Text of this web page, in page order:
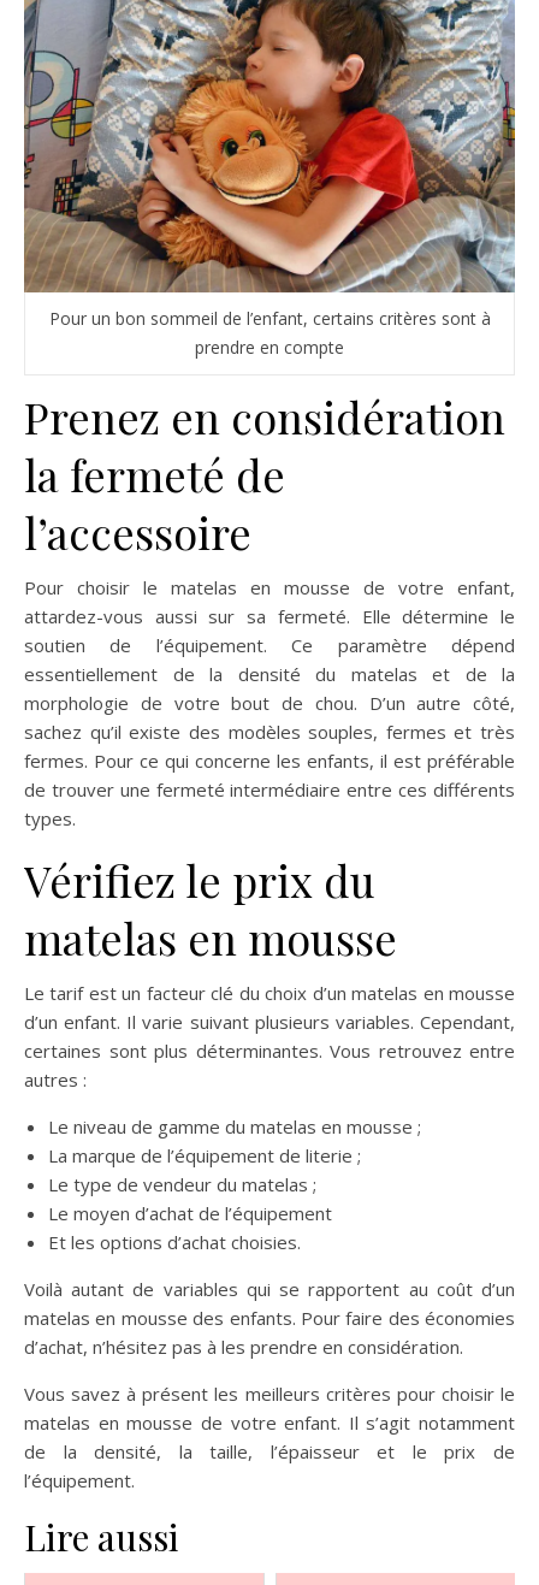
Pour un bon sommeil de l’enfant, certains critères sont à
prendre en compte
Prenez en considération
la fermeté de
l’accessoire
Pour choisir le matelas en mousse de votre enfant,
attardez-vous aussi sur sa fermeté. Elle détermine le
soutien de l’équipement. Ce paramètre dépend
essentiellement de la densité du matelas et de la
morphologie de votre bout de chou. D’un autre côté,
sachez qu’il existe des modèles souples, fermes et très
fermes. Pour ce qui concerne les enfants, il est préférable
de trouver une fermeté intermédiaire entre ces différents
types.
Vérifiez le prix du
matelas en mousse
Le tarif est un facteur clé du choix d’un matelas en mousse
d’un enfant. Il varie suivant plusieurs variables. Cependant,
certaines sont plus déterminantes. Vous retrouvez entre
autres :
Le niveau de gamme du matelas en mousse ;
La marque de l’équipement de literie ;
Le type de vendeur du matelas ;
Le moyen d’achat de l’équipement
Et les options d’achat choisies.
Voilà autant de variables qui se rapportent au coût d’un
matelas en mousse des enfants. Pour faire des économies
d’achat, n’hésitez pas à les prendre en considération.
Vous savez à présent les meilleurs critères pour choisir le
matelas en mousse de votre enfant. Il s’agit notamment
de la densité, la taille, l’épaisseur et le prix de
l’équipement.
Lire aussi